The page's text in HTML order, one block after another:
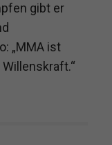
gibt er
„MMA ist